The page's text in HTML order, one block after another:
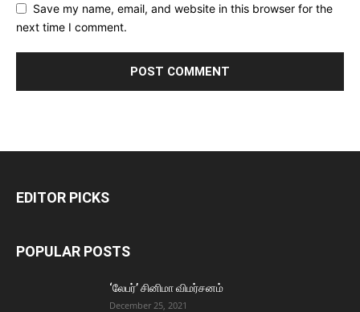
Save my name, email, and website in this browser for the
next time I comment.
EDITOR PICKS
POPULAR POSTS
‘லேபர்’ சினிமா விமர்சனம்
December 25, 2021